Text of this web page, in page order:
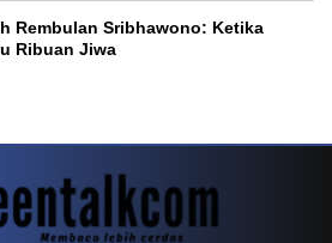
Rembulan Sribhawono: Ketika
Ribuan Jiwa